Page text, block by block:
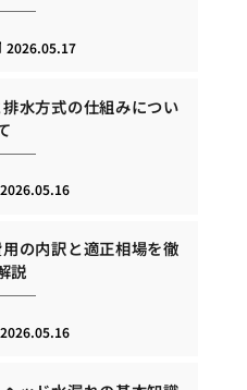
2026.05.17
水方式の仕組みについ
2026.05.16
の内訳と適正相場を徹
説
2026.05.16